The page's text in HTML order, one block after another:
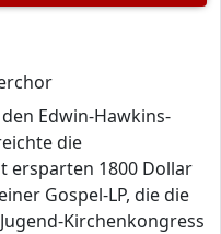
Edwin-Hawkins-
die
ersparten 1800 Dollar
Gospel-LP, die die
Kirchenkongress